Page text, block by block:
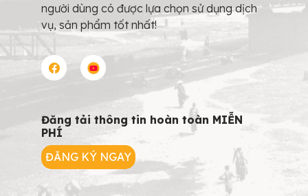
người dùng có được lựa chọn sử dụng dịch
vụ, sản phẩm tốt nhất!
Đăng tải thông tin hoàn toàn MIỄN
PHÍ
ĐĂNG KÝ NGAY